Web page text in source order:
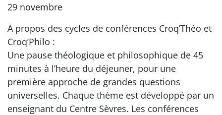
29 novembre
A propos des cycles de conférences Croq’Théo et
Croq’Philo :
Une pause théologique et philosophique de 45
minutes à l’heure du déjeuner, pour une
première approche de grandes questions
universelles. Chaque thème est développé par un
enseignant du Centre Sèvres. Les conférences